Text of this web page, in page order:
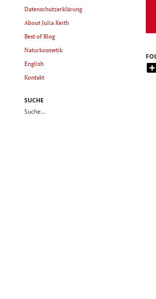
Datenschutzerklärung
About Julia Keith
Best of Blog
Naturkosmetik
English
Kontakt
SUCHE